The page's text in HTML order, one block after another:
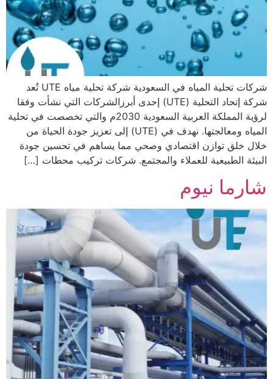
شركات تحلية المياه في السعودية شركة تحلية مياه UTE تُعد
شركة إتحاد التحلية (UTE) إحدى أبرزالشركات التي نشأت وفقا
لرؤية المملكة العربية السعودية 2030م والتي تخصصت في تحلية
المياه ومعالجتها. نهدف في (UTE) إلى تعزيز جودة الحياة من
خلال خلق توازن اقتصادي وصحي مما يساهم في تحسين جودة
البيئة الطبيعية للعملاء والمجتمع. شركات تركيب محطات […]
شارما نيوم